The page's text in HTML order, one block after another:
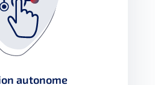
autonome